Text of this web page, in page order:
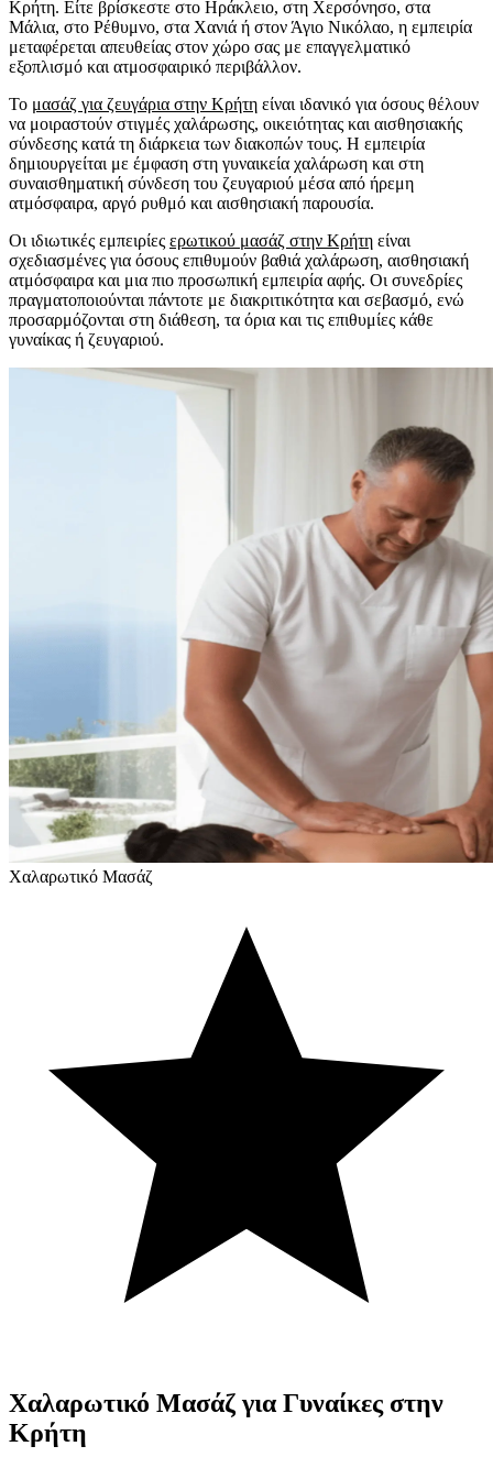
Κρήτη. Είτε βρίσκεστε στο Ηράκλειο, στη Χερσόνησο, στα
Μάλια, στο Ρέθυμνο, στα Χανιά ή στον Άγιο Νικόλαο, η εμπειρία
μεταφέρεται απευθείας στον χώρο σας με επαγγελματικό
εξοπλισμό και ατμοσφαιρικό περιβάλλον.
Το μασάζ για ζευγάρια στην Κρήτη είναι ιδανικό για όσους θέλουν
να μοιραστούν στιγμές χαλάρωσης, οικειότητας και αισθησιακής
σύνδεσης κατά τη διάρκεια των διακοπών τους. Η εμπειρία
δημιουργείται με έμφαση στη γυναικεία χαλάρωση και στη
συναισθηματική σύνδεση του ζευγαριού μέσα από ήρεμη
ατμόσφαιρα, αργό ρυθμό και αισθησιακή παρουσία.
Οι ιδιωτικές εμπειρίες ερωτικού μασάζ στην Κρήτη είναι
σχεδιασμένες για όσους επιθυμούν βαθιά χαλάρωση, αισθησιακή
ατμόσφαιρα και μια πιο προσωπική εμπειρία αφής. Οι συνεδρίες
πραγματοποιούνται πάντοτε με διακριτικότητα και σεβασμό, ενώ
προσαρμόζονται στη διάθεση, τα όρια και τις επιθυμίες κάθε
γυναίκας ή ζευγαριού.
Χαλαρωτικό Μασάζ
Χαλαρωτικό Μασάζγια Γυναίκες στην
Κρήτη